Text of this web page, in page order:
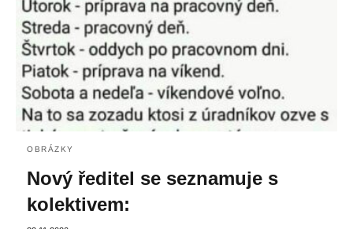
OBRÁZKY
Nový ředitel se seznamuje s
kolektivem: